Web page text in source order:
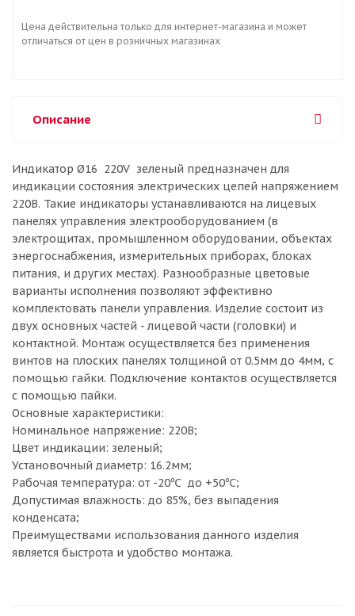
Цена действительна только для интернет-магазина и может
отличаться от цен в розничных магазинах
Описание
Индикатор Ø16 220V зеленый предназначен для
индикации состояния электрических цепей напряжением
220В. Такие индикаторы устанавливаются на лицевых
панелях управления электрооборудованием (в
электрощитах, промышленном оборудовании, объектах
энергоснабжения, измерительных приборах, блоках
питания, и других местах). Разнообразные цветовые
варианты исполнения позволяют эффективно
комплектовать панели управления. Изделие состоит из
двух основных частей - лицевой части (головки) и
контактной. Монтаж осуществляется без применения
винтов на плоских панелях толщиной от 0.5мм до 4мм, с
помощью гайки. Подключение контактов осуществляется
с помощью пайки.
Основные характеристики:
Номинальное напряжение: 220В;
Цвет индикации: зеленый;
Установочный диаметр: 16.2мм;
Рабочая температура: от -20℃ до +50℃;
Допустимая влажность: до 85%, без выпадения
конденсата;
Преимуществами использования данного изделия
является быстрота и удобство монтажа.